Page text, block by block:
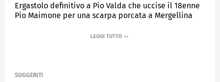
Ergastolo definitivo a Pio Valda che uccise il 18enne
Pio Maimone per una scarpa porcata a Mergellina
SUGGERITI